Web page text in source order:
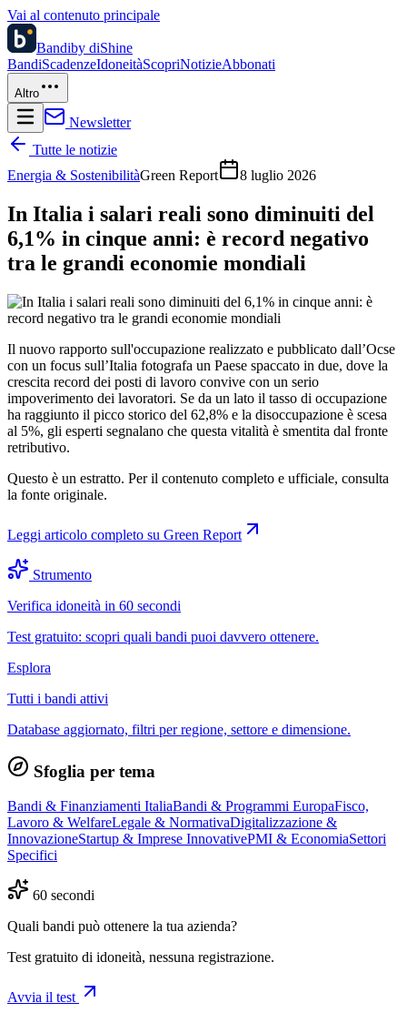
Vai al contenuto principale
Bandiby diShine
BandiScadenzeIdoneitàScopriNotizieAbbonati
Altro
Newsletter
Tutte le notizie
Energia & SostenibilitàGreen Report 8 luglio 2026
In Italia i salari reali sono diminuiti del
6,1% in cinque anni: è record negativo
tra le grandi economie mondiali
Il nuovo rapporto sull'occupazione realizzato e pubblicato dall’Ocse
con un focus sull’Italia fotografa un Paese spaccato in due, dove la
crescita record dei posti di lavoro convive con un serio
impoverimento dei lavoratori. Se da un lato il tasso di occupazione
ha raggiunto il picco storico del 62,8% e la disoccupazione è scesa
al 5%, gli esperti segnalano che questa vitalità è smentita dal fronte
retributivo.
Questo è un estratto. Per il contenuto completo e ufficiale, consulta
la fonte originale.
Leggi articolo completo su Green Report
Strumento
Verifica idoneità in 60 secondi
Test gratuito: scopri quali bandi puoi davvero ottenere.
Esplora
Tutti i bandi attivi
Database aggiornato, filtri per regione, settore e dimensione.
Sfoglia per tema
Bandi & Finanziamenti ItaliaBandi & Programmi EuropaFisco,
Lavoro & WelfareLegale & NormativaDigitalizzazione &
InnovazioneStartup & Imprese InnovativePMI & EconomiaSettori
Specifici
60 secondi
Quali bandi può ottenere la tua azienda?
Test gratuito di idoneità, nessuna registrazione.
Avvia il test